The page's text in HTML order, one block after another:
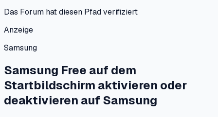
Das Forum hat diesen Pfad verifiziert
Anzeige
Samsung
Samsung Free auf dem
Startbildschirm aktivieren oder
deaktivieren auf Samsung